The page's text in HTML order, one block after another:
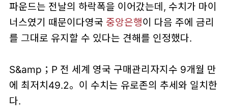
파운드는 전날의 하락폭을 이어갔는데, 수치가 마이
너스였기 때문이다영국 중앙은행이 다음 주에 금리
를 그대로 유지할 수 있다는 견해를 인정했다.
S&amp；P 전 세계 영국 구매관리자지수 9개월 만
에 최저치49.2。이 수치는 유로존의 추세와 일치한
다.